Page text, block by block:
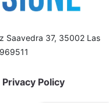
Saavedra 37, 35002 Las
Privacy Policy